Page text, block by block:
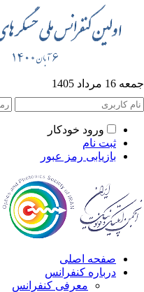
مرداد 1405
ورود خودکار
ثبت نام
بازیابی رمز عبور
صفحه اصلی
درباره کنفرانس
معرفی کنفرانس